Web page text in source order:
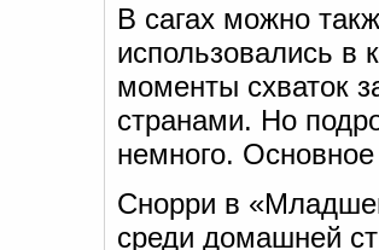
В сагах можно
использовались в
моменты схваток
странами. Но
немного.
Снорри в
среди домашней